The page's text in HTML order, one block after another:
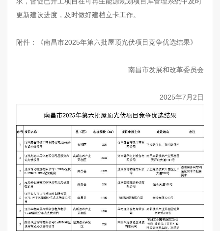
更新建设进度，及时做好建档立卡工作。
附件：《南昌市2025年第六批屋顶光伏项目竞争优选结果》
南昌市发展和改革委员会
2025年7月2日